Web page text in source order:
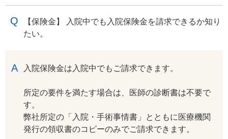
【保険金】 入院中でも入院保険金を請求できるか知り
たい。
入院保険金は入院中でもご請求できます。
所定の要件を満たす場合は、医師の診断書は不要で
す。
弊社所定の「入院・手術事情書」とともに医療機関
発行の領収書のコピーのみでご請求できます。